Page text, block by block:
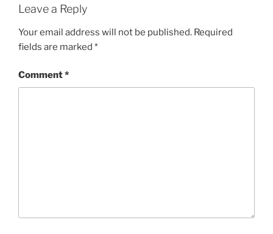
Leave a Reply
Your email address will not be published. Required
fields are marked *
Comment*